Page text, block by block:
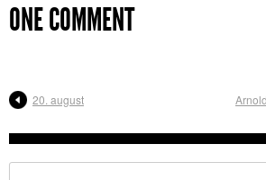
ONE COMMENT
20. august